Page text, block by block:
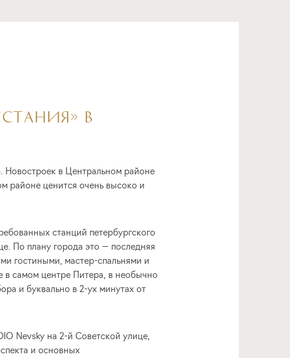
В
Новостроек в Центральном районе
районе ценится очень высоко и
станций петербургского
По плану города это — последняя
гостиными, мастер-спальнями и
самом центре Питера, в необычно
и буквально в 2-ух минутах от
Nevsky на 2-й Советской улице,
и основных